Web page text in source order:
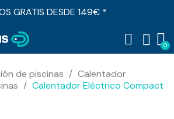
GRATIS DESDE 149€ *
de piscinas
Calentador
Calentador Eléctrico Compact